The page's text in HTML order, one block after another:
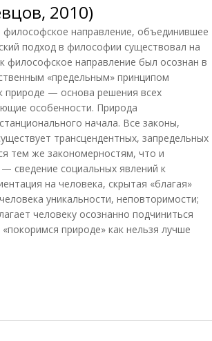
2010)
направление, объединившее
подход в философии существовал на
философское направление был осознан в
«предельным» принципом
природе — основа решения всех
особенности. Природа
начала. Все законы,
трансцендентных, запредельных
тем же закономерностям, что и
сведение социальных явлений к
на человека, скрытая «благая»
уникальности, неповторимости;
человеку осознанно подчиниться
природе» как нельзя лучше